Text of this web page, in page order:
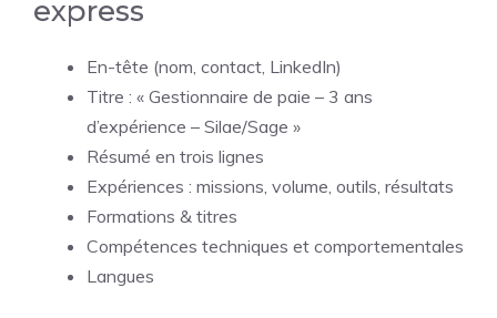
express
En-tête (nom, contact, LinkedIn)
Titre : « Gestionnaire de paie – 3 ans
d’expérience – Silae/Sage »
Résumé en trois lignes
Expériences : missions, volume, outils, résultats
Formations & titres
Compétences techniques et comportementales
Langues